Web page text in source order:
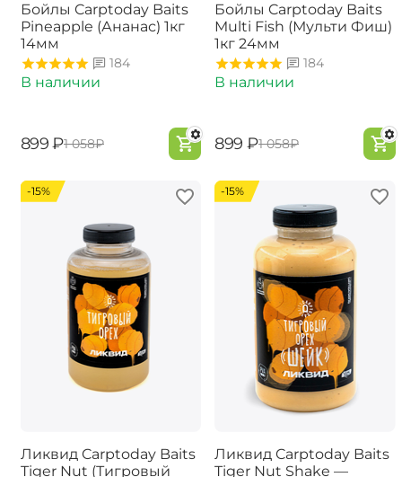
Бойлы Carptoday Baits
Pineapple (Ананас) 1кг
14мм
184
В наличии
‍899‍ ₽‍1 058‍₽
Бойлы Carptoday Baits
Multi Fish (Мульти Фиш)
1кг 24мм
184
В наличии
‍899‍ ₽‍1 058‍₽
-15%
Ликвид Carptoday Baits
Tiger Nut (Тигровый
-15%
Ликвид Carptoday Baits
Tiger Nut Shake —